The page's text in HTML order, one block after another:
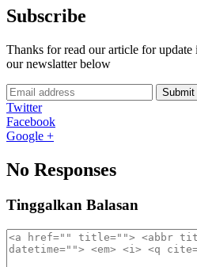
Subscribe
Thanks for read our article for update
our newslatter below
Submit
Twitter
Facebook
Google +
No Responses
Tinggalkan Balasan